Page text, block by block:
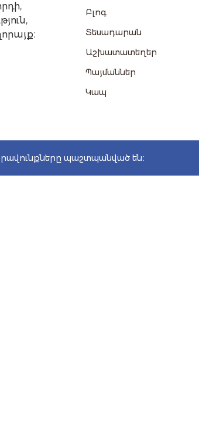
Բլոգ
Տեսադարան
Աշխատատեղեր
Պայմաններ
Կապ
պաշտպանված են։